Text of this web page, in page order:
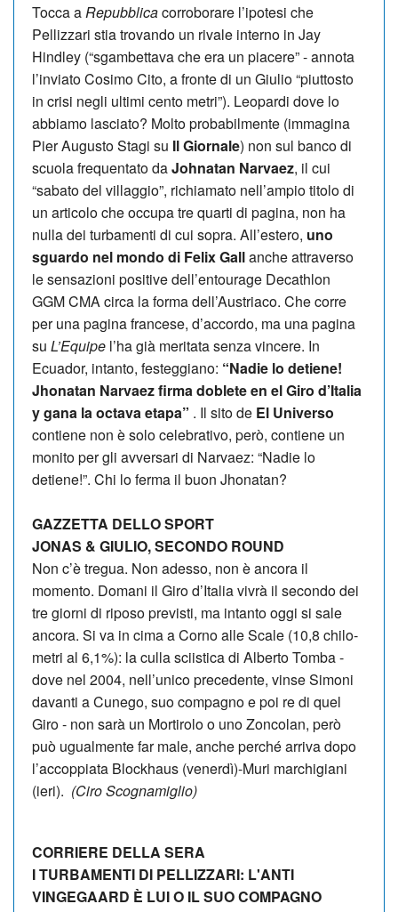
Tocca aRepubblicacorroborare l’ipotesi che
Pellizzari stia trovando un rivale interno in Jay
Hindley (“sgambettava che era un piacere” - annota
l’inviato Cosimo Cito, a fronte di un Giulio “piuttosto
in crisi negli ultimi cento metri”). Leopardi dove lo
abbiamo lasciato? Molto probabilmente (immagina
Pier Augusto Stagi su Il Giornale) non sul banco di
scuola frequentato daJohnatan Narvaez, il cui
“sabato del villaggio”, richiamato nell’ampio titolo di
un articolo che occupa tre quarti di pagina, non ha
nulla dei turbamenti di cui sopra. All’estero, uno
sguardo nel mondo di Felix Gallanche attraverso
le sensazioni positive dell’entourage Decathlon
GGM CMA circa la forma dell’Austriaco. Che corre
per una pagina francese, d’accordo, ma una pagina
su L’Equipe l’ha già meritata senza vincere. In
Ecuador, intanto, festeggiano: “Nadie lo detiene!
Jhonatan Narvaez firma doblete en el Giro d’Italia
y gana la octava etapa” . Il sito de El Universo
contiene non è solo celebrativo, però, contiene un
monito per gli avversari di Narvaez: “Nadie lo
detiene!”. Chi lo ferma il buon Jhonatan?
GAZZETTA DELLO SPORT
JONAS & GIULIO, SECONDO ROUND
Non c’è tre­gua. Non adesso, non è ancora il
momento. Domani il Giro d’Ita­lia vivrà il secondo dei
tre giorni di riposo pre­vi­sti, ma intanto oggi si sale
ancora. Si va in cima a Corno alle Scale (10,8 chi­lo­
me­tri al 6,1%): la culla scii­stica di Alberto Tomba -
dove nel 2004, nell’unico pre­ce­dente, vinse Simoni
davanti a Cunego, suo com­pa­gno e poi re di quel
Giro - non sarà un Mor­ti­rolo o uno Zon­co­lan, però
può ugual­mente far male, anche per­ché arriva dopo
l’accop­piata Bloc­khaus (venerdì)-Muri mar­chi­giani
(ieri). (Ciro Scognamiglio)
CORRIERE DELLA SERA
I TURBAMENTI DI PELLIZZARI: L'ANTI
VINGEGAARD È LUI O IL SUO COMPAGNO